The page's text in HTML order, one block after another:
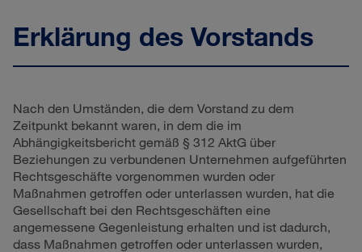
Erklärung des Vorstands
Nach den Umständen, die dem Vorstand zu dem
Zeitpunkt bekannt waren, in dem die im
Abhängigkeitsbericht gemäß § 312 AktG über
Beziehungen zu verbundenen Unternehmen aufgeführten
Rechtsgeschäfte vorgenommen wurden oder
Maßnahmen getroffen oder unterlassen wurden, hat die
Gesellschaft bei den Rechtsgeschäften eine
angemessene Gegenleistung erhalten und ist dadurch,
dass Maßnahmen getroffen oder unterlassen wurden,